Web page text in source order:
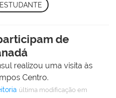
ESTUDANTE
de
realizou uma visita às
Centro.
última modificação em